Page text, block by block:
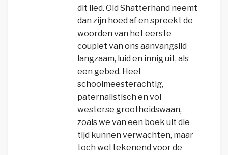
dit lied. Old Shatterhand neemt
dan zijn hoed af en spreekt de
woorden van het eerste
couplet van ons aanvangslid
langzaam, luid en innig uit, als
een gebed. Heel
schoolmeesterachtig,
paternalistisch en vol
westerse grootheidswaan,
zoals we van een boek uit die
tijd kunnen verwachten, maar
toch wel tekenend voor de